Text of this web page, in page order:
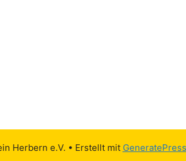
Herbern e.V. • Erstellt mit GeneratePress